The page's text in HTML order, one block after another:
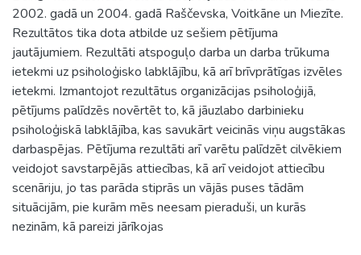
2002. gadā un 2004. gadā Raščevska, Voitkāne un Miezīte.
Rezultātos tika dota atbilde uz sešiem pētījuma
jautājumiem. Rezultāti atspoguļo darba un darba trūkuma
ietekmi uz psiholoģisko labklājību, kā arī brīvprātīgas izvēles
ietekmi. Izmantojot rezultātus organizācijas psiholoģijā,
pētījums palīdzēs novērtēt to, kā jāuzlabo darbinieku
psiholoģiskā labklājība, kas savukārt veicinās viņu augstākas
darbaspējas. Pētījuma rezultāti arī varētu palīdzēt cilvēkiem
veidojot savstarpējās attiecības, kā arī veidojot attiecību
scenāriju, jo tas parāda stiprās un vājās puses tādām
situācijām, pie kurām mēs neesam pieraduši, un kurās
nezinām, kā pareizi jārīkojas